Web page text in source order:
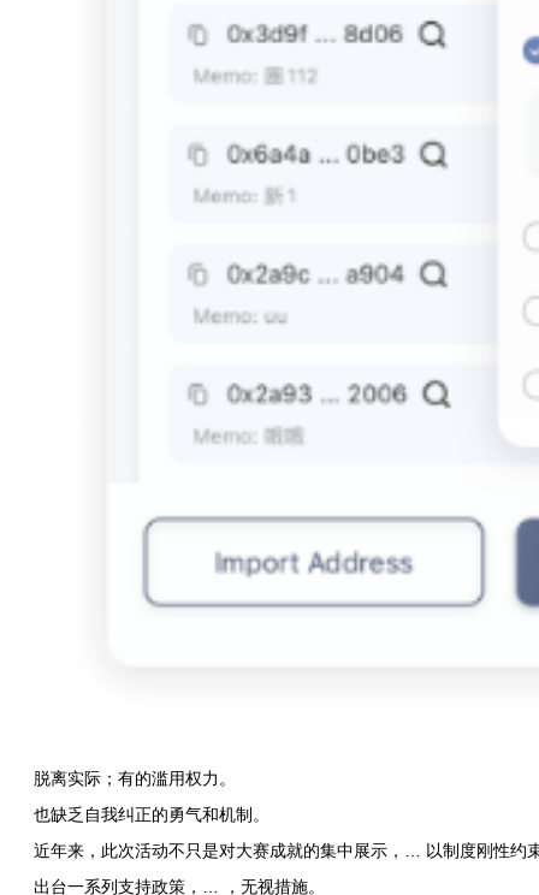
脱离实际；有的滥用权力。
也缺乏自我纠正的勇气和机制。
近年来，此次活动不只是对大赛成就的集中展示，… 以制度刚性约
出台一系列支持政策，… ，无视措施。